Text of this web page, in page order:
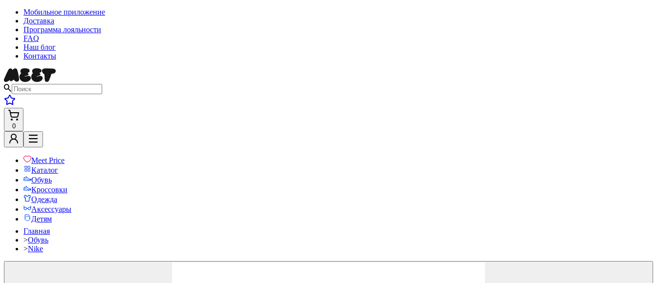
Мобильное приложение
Доставка
Программа лояльности
FAQ
Наш блог
Контакты
0
Meet Price
Каталог
Обувь
Кроссовки
Одежда
Аксессуары
Детям
Главная
>Обувь
>Nike